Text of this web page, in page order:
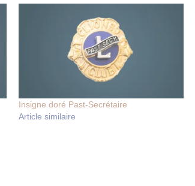
Insigne doré Past-Secrétaire
Article similaire